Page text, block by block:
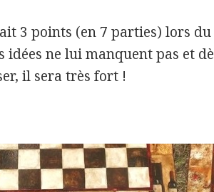
3 points (en 7 parties) lors
idées ne lui manquent pas et
il sera très fort !